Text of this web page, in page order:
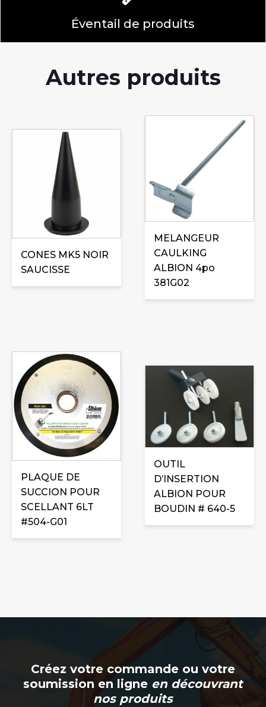
Éventail de produits
Autres produits
CONES MK5 NOIR
SAUCISSE
MELANGEUR
CAULKING
ALBION 4po
381G02
PLAQUE DE
SUCCION POUR
SCELLANT 6LT
#504-G01
OUTIL
D’INSERTION
ALBION POUR
BOUDIN # 640-5
Créez votre commande ou votre
soumission en ligne en découvrant
nos produits